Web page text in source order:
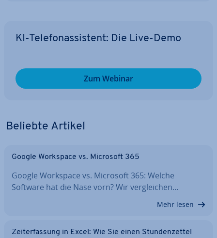
KI-Te­le­fon­as­sis­tent: Die Live-Demo
Zum Webinar
Beliebte Artikel
Google Workspace vs. Microsoft 365
Google Workspace vs. Microsoft 365: Welche
Software hat die Nase vorn? Wir ver­glei­chen…
Mehr lesen
Zeit­er­fas­sung in Excel: Wie Sie einen Stun­den­zet­tel